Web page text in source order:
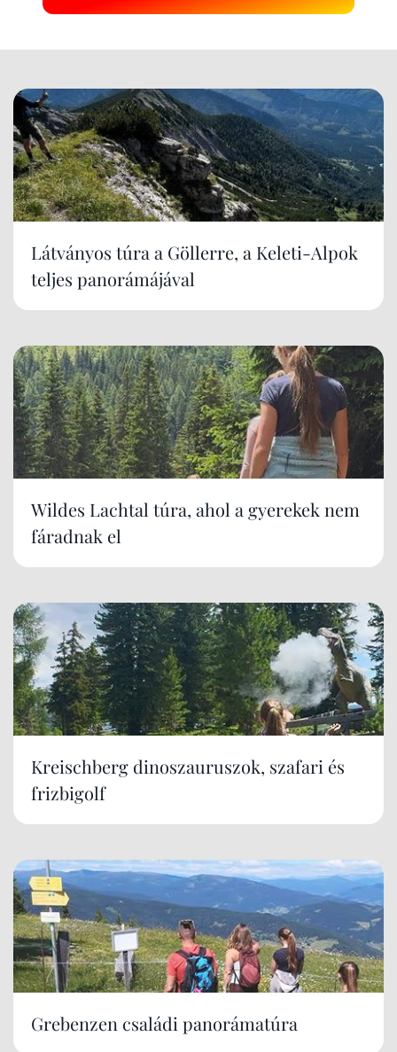
Látványos túra a Göllerre, a Keleti-Alpok
teljes panorámájával
Wildes Lachtal túra, ahol a gyerekek nem
fáradnak el
Kreischberg dinoszauruszok, szafari és
frizbigolf
Grebenzen családi panorámatúra